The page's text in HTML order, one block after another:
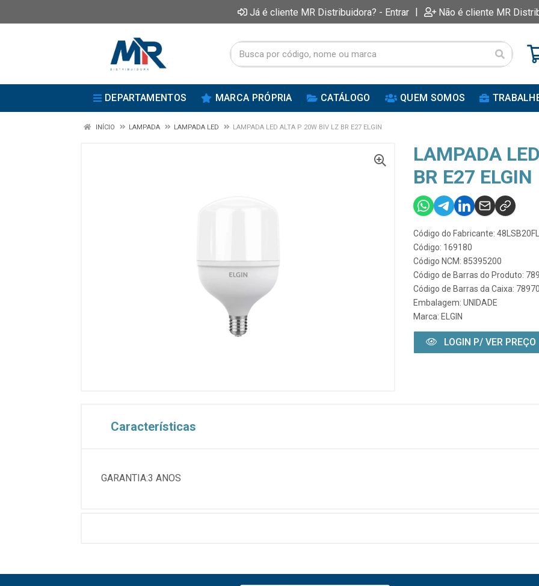
Já é cliente MR Distribuidora? - Entrar | Não é cliente MR
DEPARTAMENTOS MARCA PRÓPRIA CATÁLOGO QUEM SOMOS
INÍCIO LAMPADA LAMPADA LED LAMPADA LED ALTA P 20W BIV LZ BR E27 ELGIN
LAMPADA
BR E27 ELGIN
Código do Fabricante:
Código: 169180
Código NCM: 85395200
Código de Barras do Produto:
Código de Barras da Caixa:
Embalagem: UNIDADE
Marca: ELGIN
LOGIN P/ VER PREÇO
Características
GARANTIA:3 ANOS